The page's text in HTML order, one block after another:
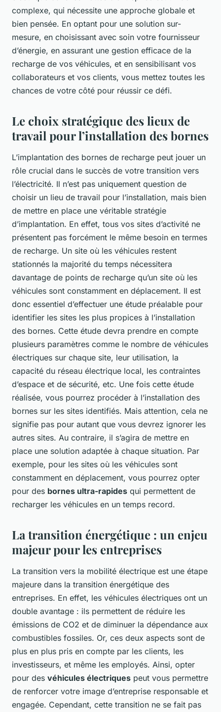
complexe, qui nécessite une approche globale et
bien pensée. En optant pour une solution sur-
mesure, en choisissant avec soin votre fournisseur
d’énergie, en assurant une gestion efficace de la
recharge de vos véhicules, et en sensibilisant vos
collaborateurs et vos clients, vous mettez toutes les
chances de votre côté pour réussir ce défi.
Le choix stratégique des lieux de
travail pour l’installation des bornes
L’implantation des bornes de recharge peut jouer un
rôle crucial dans le succès de votre transition vers
l’électricité. Il n’est pas uniquement question de
choisir un lieu de travail pour l’installation, mais bien
de mettre en place une véritable stratégie
d’implantation. En effet, tous vos sites d’activité ne
présentent pas forcément le même besoin en termes
de recharge. Un site où les véhicules restent
stationnés la majorité du temps nécessitera
davantage de points de recharge qu’un site où les
véhicules sont constamment en déplacement. Il est
donc essentiel d’effectuer une étude préalable pour
identifier les sites les plus propices à l’installation
des bornes. Cette étude devra prendre en compte
plusieurs paramètres comme le nombre de véhicules
électriques sur chaque site, leur utilisation, la
capacité du réseau électrique local, les contraintes
d’espace et de sécurité, etc. Une fois cette étude
réalisée, vous pourrez procéder à l’installation des
bornes sur les sites identifiés. Mais attention, cela ne
signifie pas pour autant que vous devrez ignorer les
autres sites. Au contraire, il s’agira de mettre en
place une solution adaptée à chaque situation. Par
exemple, pour les sites où les véhicules sont
constamment en déplacement, vous pourrez opter
pour des bornes ultra-rapides qui permettent de
recharger les véhicules en un temps record.
La transition énergétique : un enjeu
majeur pour les entreprises
La transition vers la mobilité électrique est une étape
majeure dans la transition énergétique des
entreprises. En effet, les véhicules électriques ont un
double avantage : ils permettent de réduire les
émissions de CO2 et de diminuer la dépendance aux
combustibles fossiles. Or, ces deux aspects sont de
plus en plus pris en compte par les clients, les
investisseurs, et même les employés. Ainsi, opter
pour des véhicules électriques peut vous permettre
de renforcer votre image d’entreprise responsable et
engagée. Cependant, cette transition ne se fait pas